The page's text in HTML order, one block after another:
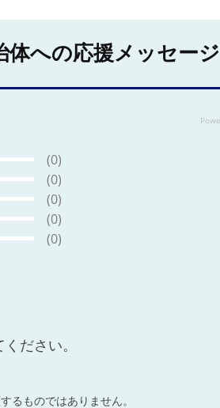
体への応援メッセージ
(0)
(0)
(0)
(0)
(0)
ださい。
るものではありません。